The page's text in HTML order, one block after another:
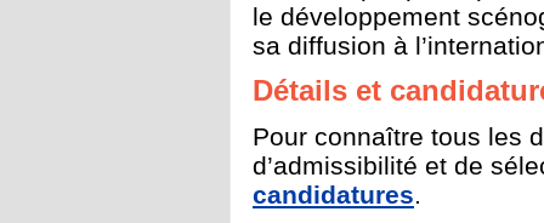
le développement
sa diffusion à
Détails et
Pour connaître tous les
d’admissibilité et de
candidatures.